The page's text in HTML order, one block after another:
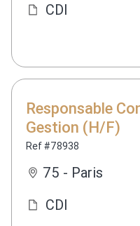
CDI
Responsable
Gestion (H/F)
Ref #78938
75 - Paris
CDI